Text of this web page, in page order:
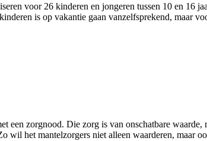
voor 26 kinderen en jongeren tussen 10 en 16
is op vakantie gaan vanzelfsprekend, maar
een zorgnood. Die zorg is van onschatbare
wil het mantelzorgers niet alleen waarderen, maar